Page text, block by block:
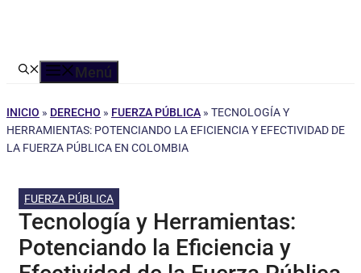
Menú
INICIO » DERECHO » FUERZA PÚBLICA » TECNOLOGÍA Y
HERRAMIENTAS: POTENCIANDO LA EFICIENCIA Y EFECTIVIDAD DE
LA FUERZA PÚBLICA EN COLOMBIA
FUERZA PÚBLICA
Tecnología y Herramientas:
Potenciando la Eficiencia y